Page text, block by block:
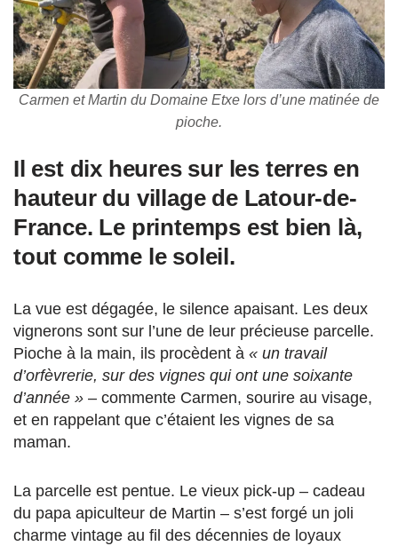
Carmen et Martin du Domaine Etxe lors d’une matinée de
pioche.
Il est dix heures sur les terres en
hauteur du village de Latour-de-
France. Le printemps est bien là,
tout comme le soleil.
La vue est dégagée, le silence apaisant. Les deux
vignerons sont sur l’une de leur précieuse parcelle.
Pioche à la main, ils procèdent à « un travail
d’orfèvrerie, sur des vignes qui ont une soixante
d’année » – commente Carmen, sourire au visage,
et en rappelant que c’étaient les vignes de sa
maman.
La parcelle est pentue. Le vieux pick-up – cadeau
du papa apiculteur de Martin – s’est forgé un joli
charme vintage au fil des décennies de loyaux